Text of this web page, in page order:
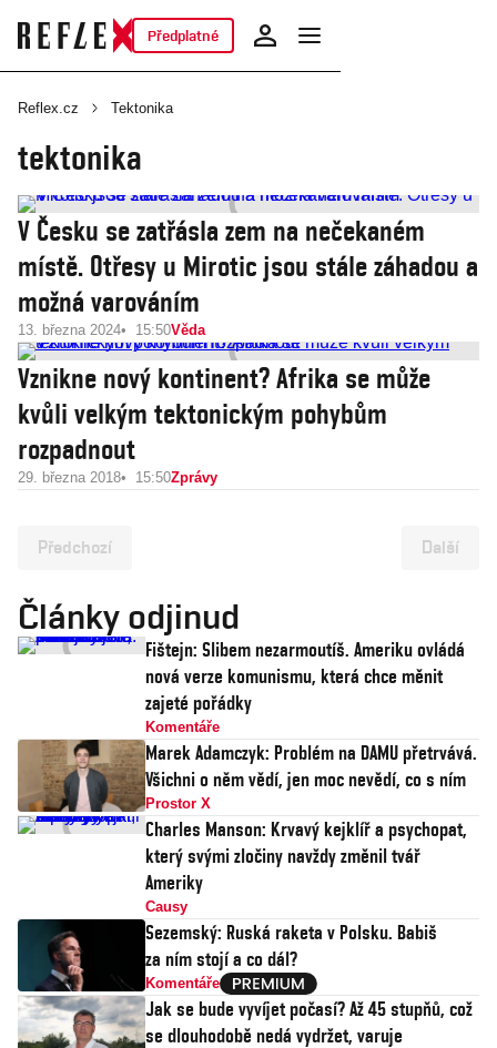
Předplatné
Reflex.cz Tektonika
tektonika
V Česku se zatřásla zem na nečekaném
místě. Otřesy u Mirotic jsou stále záhadou a
možná varováním
13. března 2024 15:50Věda
Vznikne nový kontinent? Afrika se může
kvůli velkým tektonickým pohybům
rozpadnout
29. března 2018 15:50Zprávy
Předchozí Další
Články odjinud
Fištejn: Slibem nezarmoutíš. Ameriku ovládá
nová verze komunismu, která chce měnit
zajeté pořádky
Komentáře
Marek Adamczyk: Problém na DAMU přetrvává.
Všichni o něm vědí, jen moc nevědí, co s ním
Prostor X
Charles Manson: Krvavý kejklíř a psychopat,
který svými zločiny navždy změnil tvář
Ameriky
Causy
Sezemský: Ruská raketa v Polsku. Babiš
za ním stojí a co dál?
Komentáře
Jak se bude vyvíjet počasí? Až 45 stupňů, což
se dlouhodobě nedá vydržet, varuje